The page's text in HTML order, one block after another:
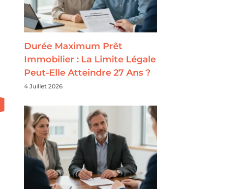
Durée Maximum Prêt
Immobilier : La Limite Légale
Peut-Elle Atteindre 27 Ans ?
4 Juillet 2026